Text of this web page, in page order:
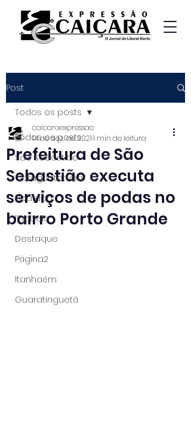
Post
Todos os posts
São Sebastião
Caraguatatuba
Ubatuba
Ilhabela
Destaque
Página2
Itanhaém
Guaratinguetá
Todos os posts
Prefeitura de São
Sebastião executa
serviços de podas no
bairro Porto Grande
caicaraexpressao
14 de dez. de 20211 min de leitura